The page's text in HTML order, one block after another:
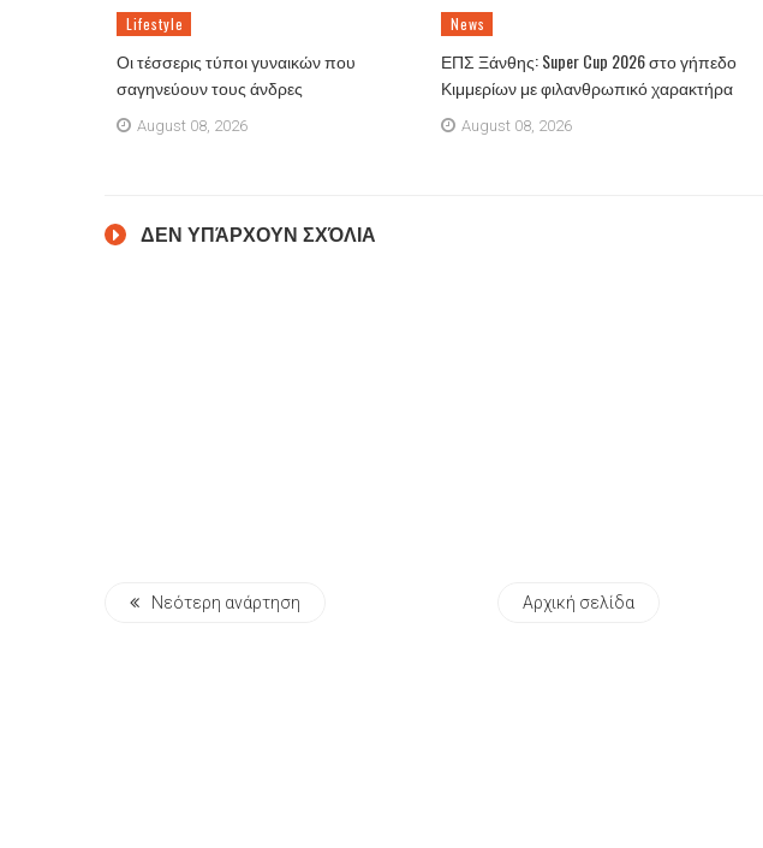
Lifestyle
Οι τέσσερις τύποι γυναικών που
σαγηνεύουν τους άνδρες
August 08, 2026
News
ΕΠΣ Ξάνθης: Super Cup 2026 στο γήπεδο
Κιμμερίων με φιλανθρωπικό χαρακτήρα
August 08, 2026
ΔΕΝ ΥΠΆΡΧΟΥΝ ΣΧΌΛΙΑ
Νεότερη ανάρτηση Αρχική σελίδα